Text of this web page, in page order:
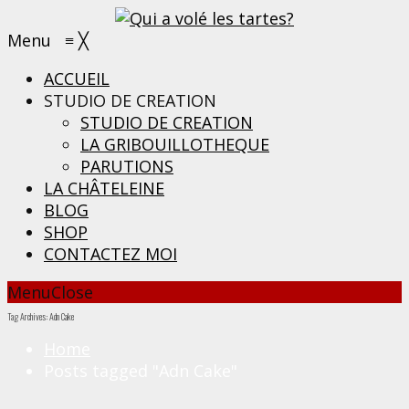
Menu ≡ ╳
ACCUEIL
STUDIO DE CREATION
STUDIO DE CREATION
LA GRIBOUILLOTHEQUE
PARUTIONS
LA CHÂTELEINE
BLOG
SHOP
CONTACTEZ MOI
MenuClose
Tag Archives: Adn Cake